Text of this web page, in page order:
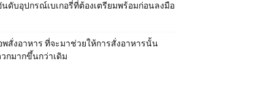
นดับอุปกรณ์เบเกอรี่ที่ต้องเตรียมพร้อมก่อนลงมือ
พสั่งอาหาร ที่จะมาช่วยให้การสั่งอาหารนั้น
กมากขึ้นกว่าเดิม